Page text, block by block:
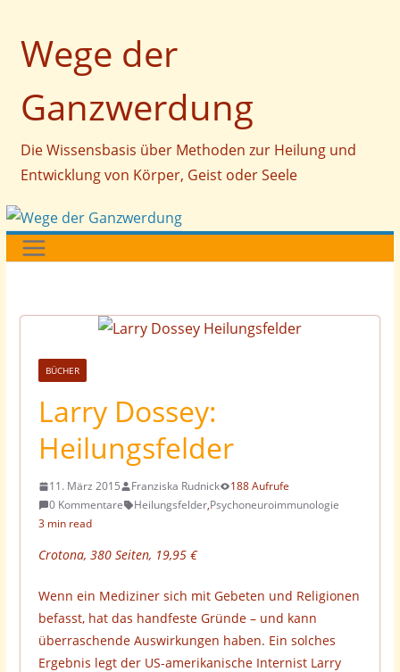
Inhalt
springen
Wege der
Ganzwerdung
Die Wissensbasis über Methoden zur Heilung und
Entwicklung von Körper, Geist oder Seele
BÜCHER
Larry Dossey:
Heilungsfelder
11. März 2015 Franziska Rudnick
188 Aufrufe
0 Kommentare
Heilungsfelder,Psychoneuroimmunologie
3 min read
Crotona, 380 Seiten, 19,95 €
Wenn ein Mediziner sich mit Gebeten und Religionen
befasst, hat das handfeste Gründe – und kann
überraschende Auswirkungen haben. Ein solches
Ergebnis legt der US-amerikanische Internist Larry